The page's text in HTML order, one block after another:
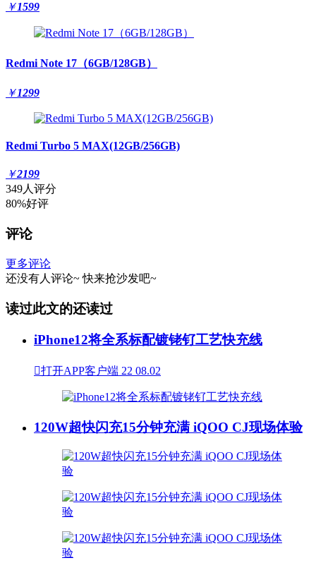
￥1599
Redmi Note 17（6GB/128GB）
￥1299
Redmi Turbo 5 MAX(12GB/256GB)
￥2199
349人评分
80%好评
评论
更多评论
还没有人评论~ 快来抢沙发吧~
读过此文的还读过
iPhone12将全系标配镀铑钌工艺快充线
打开APP客户端 22 08.02
120W超快闪充15分钟充满 iQOO CJ现场体验